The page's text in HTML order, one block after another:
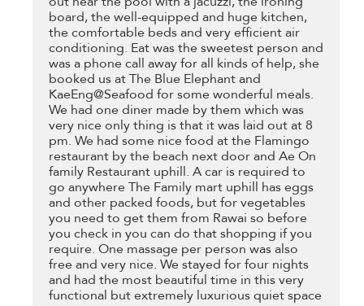
board, the well-equipped and huge kitchen,
the comfortable beds and very efficient air
conditioning. Eat was the sweetest person and
was a phone call away for all kinds of help, she
booked us at The Blue Elephant and
KaeEng@Seafood for some wonderful meals.
We had one diner made by them which was
very nice only thing is that it was laid out at 8
pm. We had some nice food at the Flamingo
restaurant by the beach next door and Ae On
family Restaurant uphill. A car is required to
go anywhere The Family mart uphill has eggs
and other packed foods, but for vegetables
you need to get them from Rawai so before
you check in you can do that shopping if you
require. One massage per person was also
free and very nice. We stayed for four nights
and had the most beautiful time in this very
functional but extremely luxurious quiet space